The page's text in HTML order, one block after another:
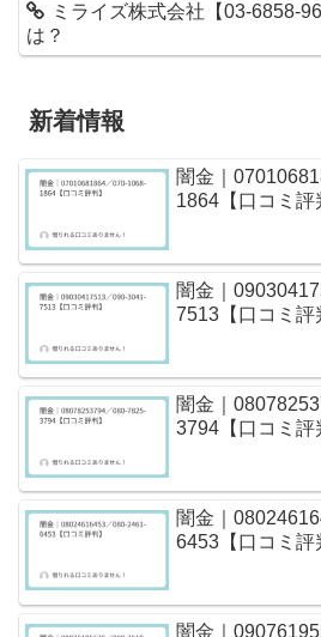
ミライズ株式会社【03-6858-
は？
新着情報
闇金｜
1864【口コミ評
闇金｜
7513【口コミ評
闇金｜
3794【口コミ評
闇金｜
6453【口コミ評
闇金｜